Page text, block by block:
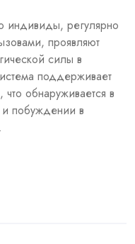
индивиды, регулярно
проявляют
силы в
поддерживает
обнаруживается в
и побуждении в